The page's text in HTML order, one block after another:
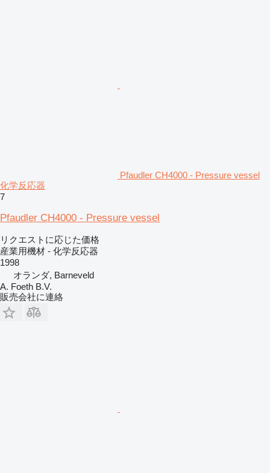
Pfaudler CH4000 - Pressure vessel
化学反応器
7
Pfaudler CH4000 - Pressure vessel
リクエストに応じた価格
産業用機材 - 化学反応器
1998
オランダ, Barneveld
A. Foeth B.V.
販売会社に連絡